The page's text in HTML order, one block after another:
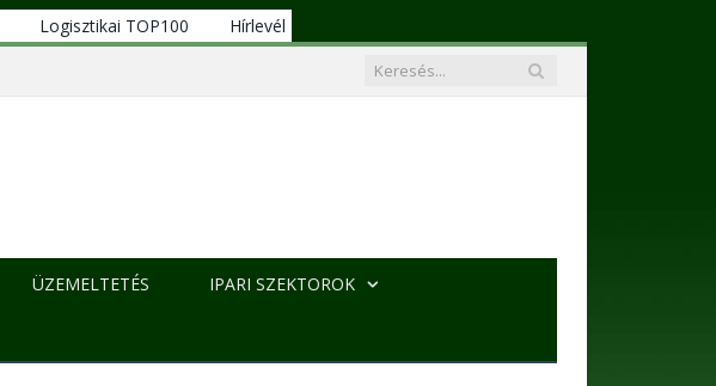
Logisztikai TOP100
Hírlevél
ÜZEMELTETÉS IPARI SZEKTOROK